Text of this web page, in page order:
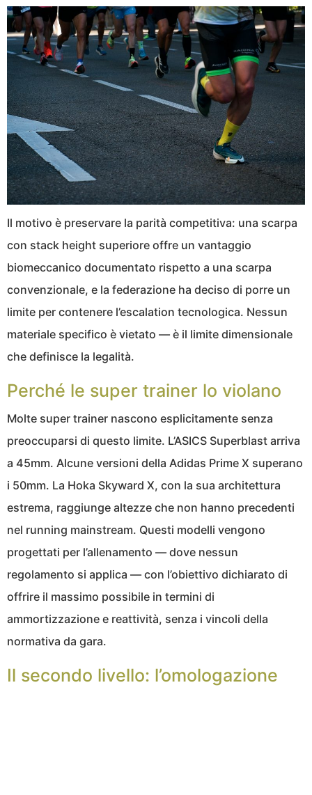
Il motivo è preservare la parità competitiva: una scarpa
con stack height superiore offre un vantaggio
biomeccanico documentato rispetto a una scarpa
convenzionale, e la federazione ha deciso di porre un
limite per contenere l’escalation tecnologica. Nessun
materiale specifico è vietato — è il limite dimensionale
che definisce la legalità.
Perché le super trainer lo violano
Molte super trainer nascono esplicitamente senza
preoccuparsi di questo limite. L’ASICS Superblast arriva
a 45mm. Alcune versioni della Adidas Prime X superano
i 50mm. La Hoka Skyward X, con la sua architettura
estrema, raggiunge altezze che non hanno precedenti
nel running mainstream. Questi modelli vengono
progettati per l’allenamento — dove nessun
regolamento si applica — con l’obiettivo dichiarato di
offrire il massimo possibile in termini di
ammortizzazione e reattività, senza i vincoli della
normativa da gara.
Il secondo livello: l’omologazione